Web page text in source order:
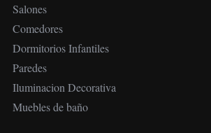
Salones
Comedores
Dormitorios Infantiles
Paredes
Iluminacion Decorativa
Muebles de baño